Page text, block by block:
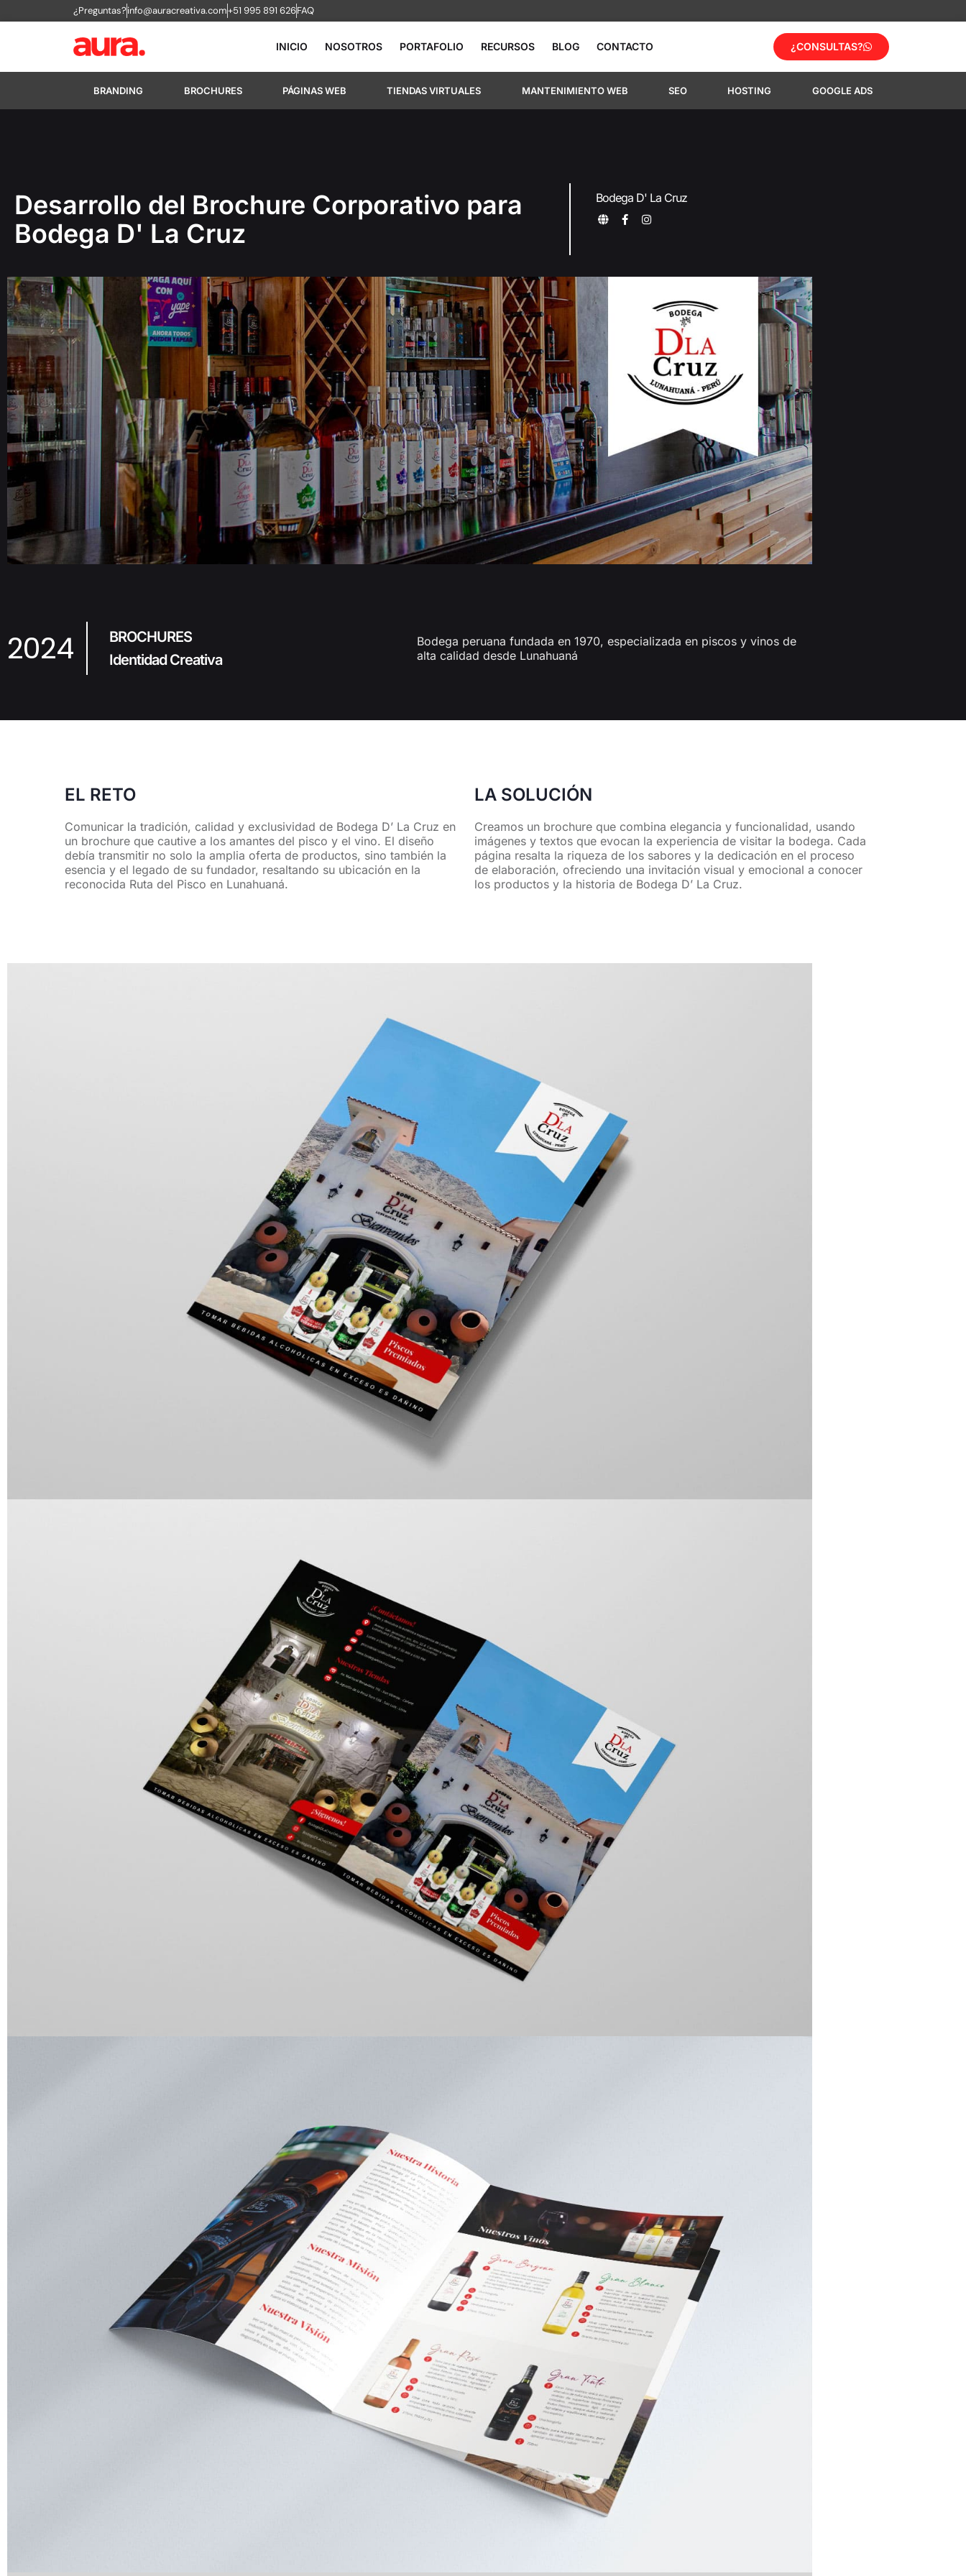
¿Preguntas?info@auracreativa.com+51 995 891 626FAQ
INICIO NOSOTROS PORTAFOLIO RECURSOS BLOG CONTACTO ¿CONSULTAS?
BRANDING BROCHURES PÁGINAS WEB TIENDAS VIRTUALES MANTENIMIENTO WEB SEO HOSTING GOOGLE ADS
Desarrollo del Brochure Corporativo para
Bodega D' La Cruz
Bodega D' La Cruz
2024
BROCHURES
Identidad Creativa
Bodega peruana fundada en 1970, especializada en piscos y vinos de
alta calidad desde Lunahuaná
EL RETO
Comunicar la tradición, calidad y exclusividad de Bodega D’ La Cruz en
un brochure que cautive a los amantes del pisco y el vino. El diseño
debía transmitir no solo la amplia oferta de productos, sino también la
esencia y el legado de su fundador, resaltando su ubicación en la
reconocida Ruta del Pisco en Lunahuaná.
LA SOLUCIÓN
Creamos un brochure que combina elegancia y funcionalidad, usando
imágenes y textos que evocan la experiencia de visitar la bodega. Cada
página resalta la riqueza de los sabores y la dedicación en el proceso
de elaboración, ofreciendo una invitación visual y emocional a conocer
los productos y la historia de Bodega D’ La Cruz.